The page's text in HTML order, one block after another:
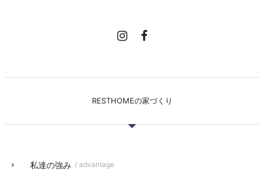
RESTHOMEの家づくり
私達の強み / advantage